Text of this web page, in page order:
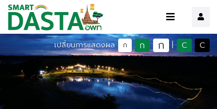
เปลี่ยนการแสดงผล ก ก ก C C